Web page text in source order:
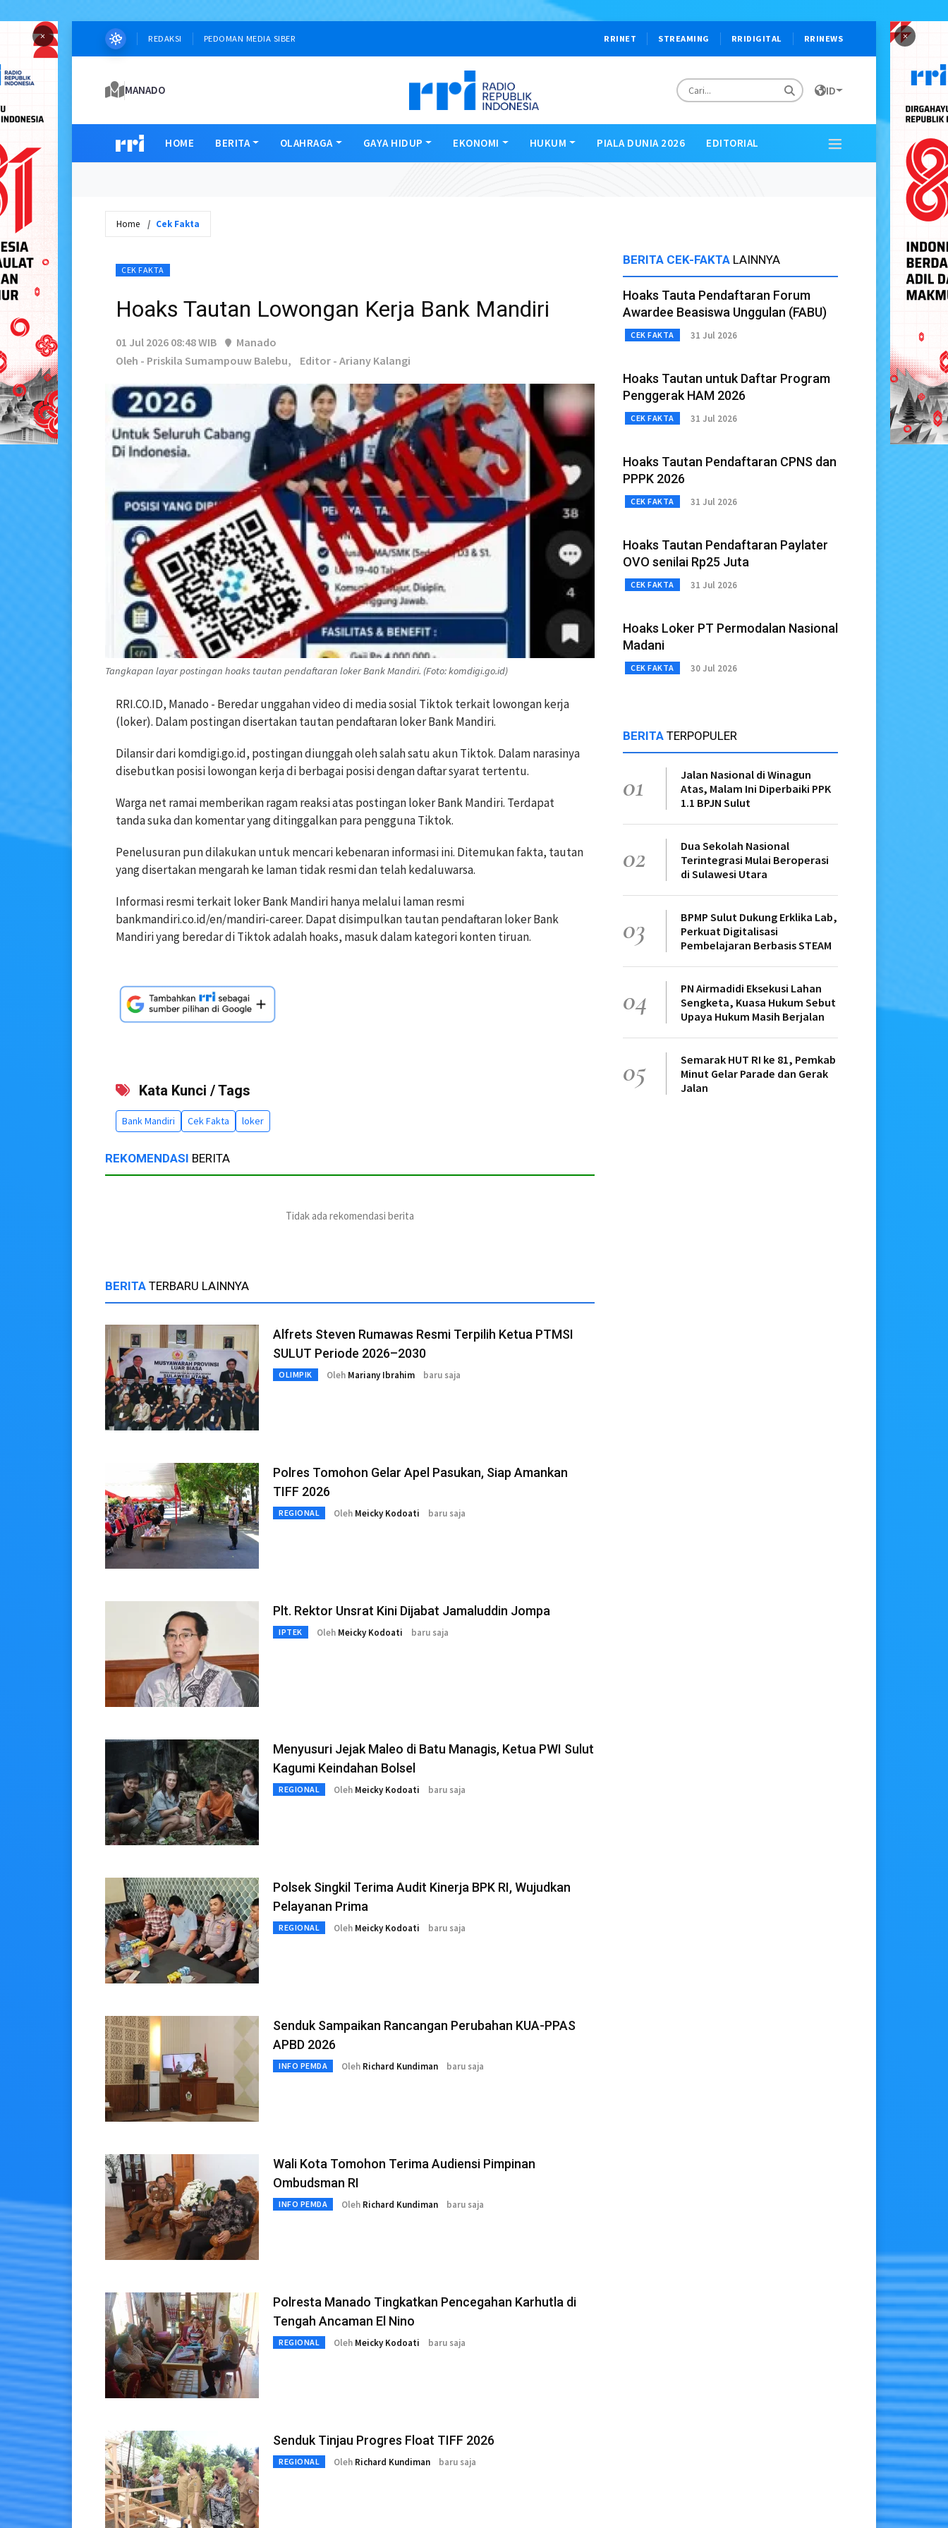
× ×
REDAKSI PEDOMAN MEDIA SIBER RRINET STREAMING RRIDIGITAL RRINEWS
MANADO ID
HOME BERITA OLAHRAGA GAYA HIDUP EKONOMI HUKUM PIALA DUNIA 2026 EDITORIAL
Home Cek Fakta
CEK FAKTA
Hoaks Tautan Lowongan Kerja Bank Mandiri
01 Jul 2026 08:48 WIB
Manado
Oleh - Priskila Sumampouw Balebu,
Editor - Ariany Kalangi
Tangkapan layar postingan hoaks tautan pendaftaran loker Bank Mandiri. (Foto: komdigi.go.id)
RRI.CO.ID, Manado - Beredar unggahan video di media sosial Tiktok terkait lowongan kerja
(loker). Dalam postingan disertakan tautan pendaftaran loker Bank Mandiri.
Dilansir dari komdigi.go.id, postingan diunggah oleh salah satu akun Tiktok. Dalam narasinya
disebutkan posisi lowongan kerja di berbagai posisi dengan daftar syarat tertentu.
Warga net ramai memberikan ragam reaksi atas postingan loker Bank Mandiri. Terdapat
tanda suka dan komentar yang ditinggalkan para pengguna Tiktok.
Penelusuran pun dilakukan untuk mencari kebenaran informasi ini. Ditemukan fakta, tautan
yang disertakan mengarah ke laman tidak resmi dan telah kedaluwarsa.
Informasi resmi terkait loker Bank Mandiri hanya melalui laman resmi
bankmandiri.co.id/en/mandiri-career. Dapat disimpulkan tautan pendaftaran loker Bank
Mandiri yang beredar di Tiktok adalah hoaks, masuk dalam kategori konten tiruan.
Kata Kunci / Tags
Bank Mandiri Cek Fakta loker
REKOMENDASI BERITA
Tidak ada rekomendasi berita
BERITA TERBARU LAINNYA
Alfrets Steven Rumawas Resmi Terpilih Ketua PTMSI
SULUT Periode 2026–2030
OLIMPIK Oleh Mariany Ibrahim baru saja
Polres Tomohon Gelar Apel Pasukan, Siap Amankan
TIFF 2026
REGIONAL Oleh Meicky Kodoati baru saja
Plt. Rektor Unsrat Kini Dijabat Jamaluddin Jompa
IPTEK Oleh Meicky Kodoati baru saja
Menyusuri Jejak Maleo di Batu Managis, Ketua PWI Sulut
Kagumi Keindahan Bolsel
REGIONAL Oleh Meicky Kodoati baru saja
Polsek Singkil Terima Audit Kinerja BPK RI, Wujudkan
Pelayanan Prima
REGIONAL Oleh Meicky Kodoati baru saja
Senduk Sampaikan Rancangan Perubahan KUA-PPAS
APBD 2026
INFO PEMDA Oleh Richard Kundiman baru saja
Wali Kota Tomohon Terima Audiensi Pimpinan
Ombudsman RI
INFO PEMDA Oleh Richard Kundiman baru saja
Polresta Manado Tingkatkan Pencegahan Karhutla di
Tengah Ancaman El Nino
REGIONAL Oleh Meicky Kodoati baru saja
Senduk Tinjau Progres Float TIFF 2026
REGIONAL Oleh Richard Kundiman baru saja
BERITA CEK-FAKTA LAINNYA
Hoaks Tauta Pendaftaran Forum
Awardee Beasiswa Unggulan (FABU)
CEK FAKTA 31 Jul 2026
Hoaks Tautan untuk Daftar Program
Penggerak HAM 2026
CEK FAKTA 31 Jul 2026
Hoaks Tautan Pendaftaran CPNS dan
PPPK 2026
CEK FAKTA 31 Jul 2026
Hoaks Tautan Pendaftaran Paylater
OVO senilai Rp25 Juta
CEK FAKTA 31 Jul 2026
Hoaks Loker PT Permodalan Nasional
Madani
CEK FAKTA 30 Jul 2026
BERITA TERPOPULER
01
Jalan Nasional di Winagun
Atas, Malam Ini Diperbaiki PPK
1.1 BPJN Sulut
02
Dua Sekolah Nasional
Terintegrasi Mulai Beroperasi
di Sulawesi Utara
03
BPMP Sulut Dukung Erklika Lab,
Perkuat Digitalisasi
Pembelajaran Berbasis STEAM
04
PN Airmadidi Eksekusi Lahan
Sengketa, Kuasa Hukum Sebut
Upaya Hukum Masih Berjalan
05
Semarak HUT RI ke 81, Pemkab
Minut Gelar Parade dan Gerak
Jalan